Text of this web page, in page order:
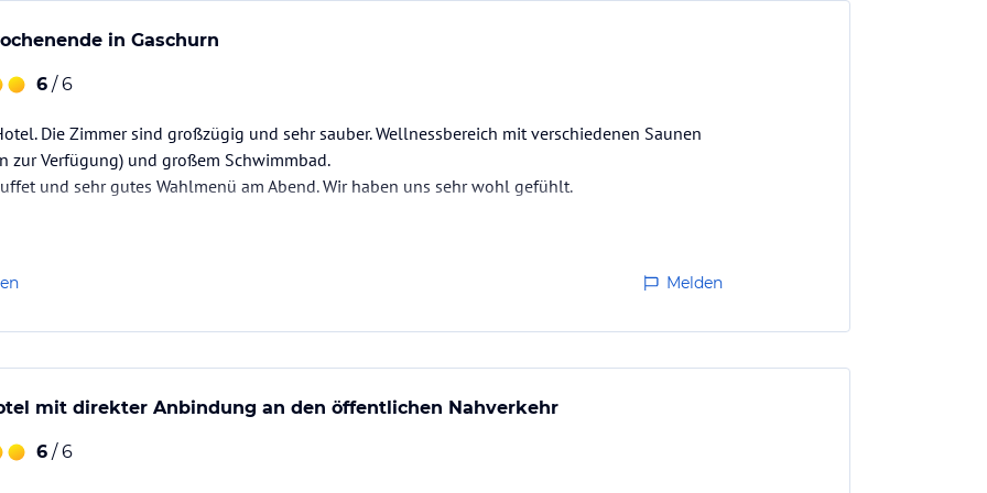
Kamin im Hintergrund. Genau so fühlt sich
Bahnen im Innenpool, während dein Blick
der Außenpool, eingebettet in eine grüne
Alle Angaben ohne
die verbindlichen
in Gaschurn
6 / 6
Die Zimmer sind großzügig und sehr sauber. Wellnessbereich mit verschiedenen Saunen
zur Verfügung) und großem Schwimmbad.
und sehr gutes Wahlmenü am Abend. Wir haben uns sehr wohl gefühlt.
Melden
mit direkter Anbindung an den öffentlichen Nahverkehr
6 / 6